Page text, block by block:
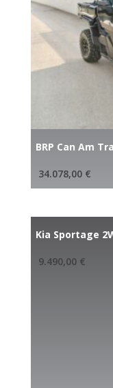
BRP Can Am
34.078,00 €
Kia Sportage
9.490,00 €